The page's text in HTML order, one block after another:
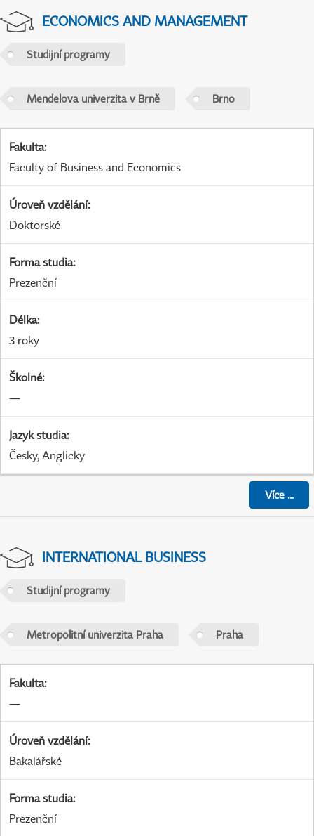
ECONOMICS AND MANAGEMENT
Studijní programy
Mendelova univerzita v Brně Brno
Fakulta:
Faculty of Business and Economics
Úroveň vzdělání:
Doktorské
Forma studia:
Prezenční
Délka:
3 roky
Školné:
—
Jazyk studia:
Česky, Anglicky
Více...
INTERNATIONAL BUSINESS
Studijní programy
Metropolitní univerzita Praha Praha
Fakulta:
—
Úroveň vzdělání:
Bakalářské
Forma studia:
Prezenční